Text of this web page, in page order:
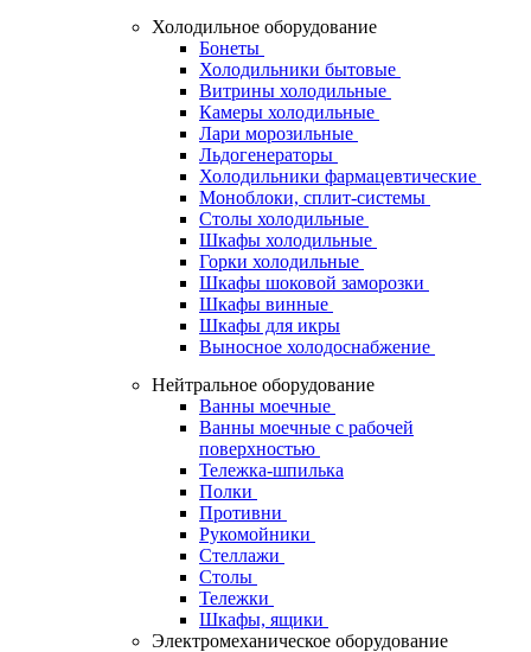
Холодильное оборудование
Бонеты
Холодильники бытовые
Витрины холодильные
Камеры холодильные
Лари морозильные
Льдогенераторы
Холодильники фармацевтические
Моноблоки, сплит-системы
Столы холодильные
Шкафы холодильные
Горки холодильные
Шкафы шоковой заморозки
Шкафы винные
Шкафы для икры
Выносное холодоснабжение
Нейтральное оборудование
Ванны моечные
Ванны моечные с рабочей
поверхностью
Тележка-шпилька
Полки
Противни
Рукомойники
Стеллажи
Столы
Тележки
Шкафы, ящики
Электромеханическое оборудование